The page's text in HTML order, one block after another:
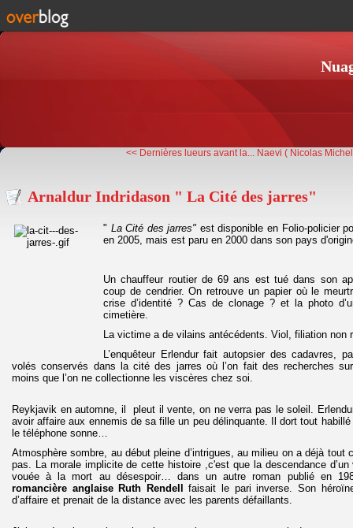
<< Dernières lueurs avant la... Naevi ( Nicolas
Arnaldur Indridason " La Cité des jarres"
" La Cité des jarres" est disponible en Folio-policier
en 2005, mais est paru en 2000 dans son pays
Un chauffeur routier de 69 ans est tué dans son
coup de cendrier. On retrouve un papier où le
crise d’identité ? Cas de clonage ? et la photo
cimetière.
La victime a de vilains antécédents. Viol, filiation non
L’enquêteur Erlendur fait autopsier des cadavres,
volés conservés dans la cité des jarres où l’on fait des recherches
moins que l’on ne collectionne les viscères chez soi.
Reykjavik en automne, il pleut il vente, on ne verra pas le soleil.
avoir affaire aux ennemis de sa fille un peu délinquante. Il dort tout
le téléphone sonne…
Atmosphère sombre, au début pleine d’intrigues, au milieu on a déjà tout
pas. La morale implicite de cette histoire ,c'est que la descendance
vouée à la mort au désespoir… dans un autre roman publié en
romancière anglaise Ruth Rendell
faisait le pari inverse. Son
d’affaire et prenait de la distance avec les parents défaillants.